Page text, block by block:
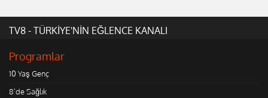
TV8 - TÜRKİYE'NİN EĞLENCE KANALI
Programlar
10 Yaş Genç
8'de Sağlık